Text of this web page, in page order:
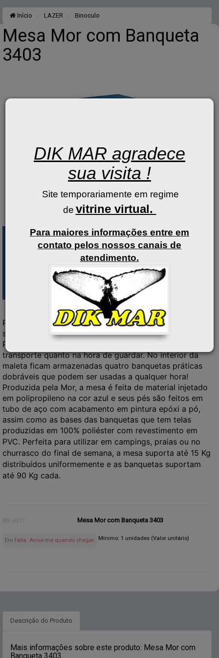
Início LAZER Binoculo
Mesa Mor com Banqueta
3403
Praticidade é a palavra chave desta mesa. Com um
sistema de fechamento em forma de maleta, a Mesa
Prática com Banquetas ocupa pouco espaço tanto no
transporte quanto na hora de guardar. No interior da
maleta ficam armazenadas quatro banquetas práticas
dobráveis que podem ser usadas a qualquer hora!
Produzida pela Mor, a mesa é feita de material injetado
em polipropileno na cor azul e seus pés são feitos em
tubo de aço com acabamento em pintura epóxi a pó,
assim como as bases das banquetas que tem telas
produzidas em 100% poliéster com revestimento em
PVC. Perfeita para utilizar em campings, praias ou no
churrasco do final de semana, a mesa suporta até 15 Kg
distribuídos uniformemente e as banquetas suportam
até 90 Kg cada.
REF: 4517 Mesa Mor com Banqueta 3403
Em falta. Avise-me quando chegar Mínimo: 1 unidades (Valor unitário)
Descrição do Produto
Mais informações sobre este produto: Mesa Mor com
Banqueta 3403
DIK MAR agradece
sua visita !
Site temporariamente em regime
de vitrine virtual.
Para maiores informações entre em
contato pelos nossos canais de
atendimento.